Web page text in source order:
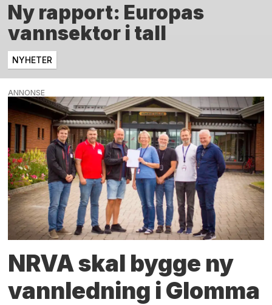
Ny rapport: Europas
vannsektor i tall
NYHETER
ANNONSE
NRVA skal bygge ny
vannledning i Glomma